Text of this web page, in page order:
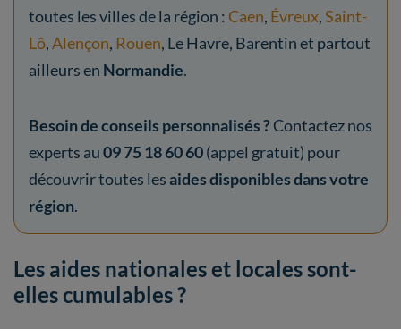
toutes les villes de la région : Caen, Évreux,Saint-
Lô,Alençon, Rouen, Le Havre, Barentin et partout
ailleurs en Normandie.
Besoin de conseils personnalisés ? Contactez nos
experts au09 75 18 60 60(appel gratuit) pour
découvrir toutes lesaides disponibles dans votre
région.
Les aides nationales et locales sont-
elles cumulables ?